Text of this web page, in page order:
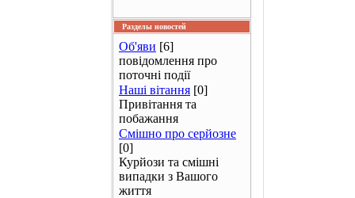
Разделы новостей
Об'яви [6]
повідомлення про
поточні події
Наші вітання [0]
Привітання та
побажання
Смішно про серйозне
[0]
Курйози та смішні
випадки з Вашого
життя